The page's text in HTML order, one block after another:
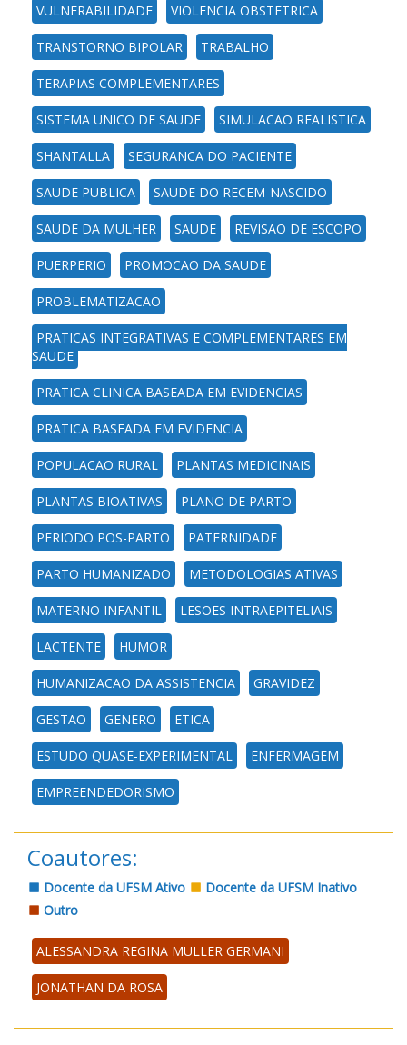
VULNERABILIDADE VIOLENCIA OBSTETRICA
TRANSTORNO BIPOLAR TRABALHO
TERAPIAS COMPLEMENTARES
SISTEMA UNICO DE SAUDE SIMULACAO REALISTICA
SHANTALLA SEGURANCA DO PACIENTE
SAUDE PUBLICA SAUDE DO RECEM-NASCIDO
SAUDE DA MULHER SAUDE REVISAO DE ESCOPO
PUERPERIO PROMOCAO DA SAUDE
PROBLEMATIZACAO
PRATICAS INTEGRATIVAS E COMPLEMENTARES EM
SAUDE
PRATICA CLINICA BASEADA EM EVIDENCIAS
PRATICA BASEADA EM EVIDENCIA
POPULACAO RURAL PLANTAS MEDICINAIS
PLANTAS BIOATIVAS PLANO DE PARTO
PERIODO POS-PARTO PATERNIDADE
PARTO HUMANIZADO METODOLOGIAS ATIVAS
MATERNO INFANTIL LESOES INTRAEPITELIAIS
LACTENTE HUMOR
HUMANIZACAO DA ASSISTENCIA GRAVIDEZ
GESTAO GENERO ETICA
ESTUDO QUASE-EXPERIMENTAL ENFERMAGEM
EMPREENDEDORISMO
Coautores:
Docente da UFSM Ativo
Docente da UFSM Inativo
Outro
ALESSANDRA REGINA MULLER GERMANI
JONATHAN DA ROSA